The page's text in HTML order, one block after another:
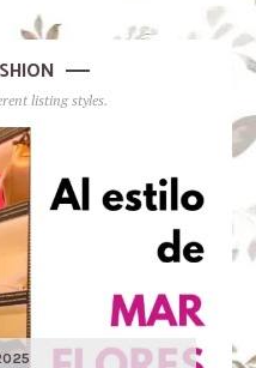
listing styles.